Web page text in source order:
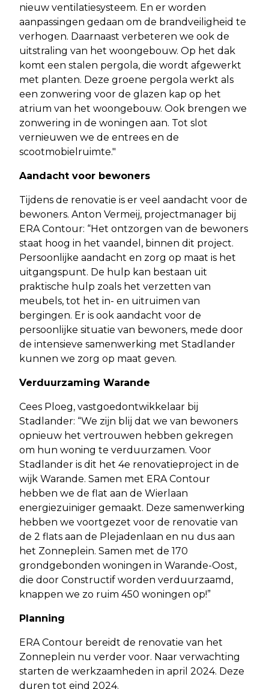
nieuw ventilatiesysteem. En er worden
aanpassingen gedaan om de brandveiligheid te
verhogen. Daarnaast verbeteren we ook de
uitstraling van het woongebouw. Op het dak
komt een stalen pergola, die wordt afgewerkt
met planten. Deze groene pergola werkt als
een zonwering voor de glazen kap op het
atrium van het woongebouw. Ook brengen we
zonwering in de woningen aan. Tot slot
vernieuwen we de entrees en de
scootmobielruimte."
Aandacht voor bewoners
Tijdens de renovatie is er veel aandacht voor de
bewoners. Anton Vermeij, projectmanager bij
ERA Contour: “Het ontzorgen van de bewoners
staat hoog in het vaandel, binnen dit project.
Persoonlijke aandacht en zorg op maat is het
uitgangspunt. De hulp kan bestaan uit
praktische hulp zoals het verzetten van
meubels, tot het in- en uitruimen van
bergingen. Er is ook aandacht voor de
persoonlijke situatie van bewoners, mede door
de intensieve samenwerking met Stadlander
kunnen we zorg op maat geven.
Verduurzaming Warande
Cees Ploeg, vastgoedontwikkelaar bij
Stadlander: “We zijn blij dat we van bewoners
opnieuw het vertrouwen hebben gekregen
om hun woning te verduurzamen. Voor
Stadlander is dit het 4e renovatieproject in de
wijk Warande. Samen met ERA Contour
hebben we de flat aan de Wierlaan
energiezuiniger gemaakt. Deze samenwerking
hebben we voortgezet voor de renovatie van
de 2 flats aan de Plejadenlaan en nu dus aan
het Zonneplein. Samen met de 170
grondgebonden woningen in Warande-Oost,
die door Constructif worden verduurzaamd,
knappen we zo ruim 450 woningen op!”
Planning
ERA Contour bereidt de renovatie van het
Zonneplein nu verder voor. Naar verwachting
starten de werkzaamheden in april 2024. Deze
duren tot eind 2024.